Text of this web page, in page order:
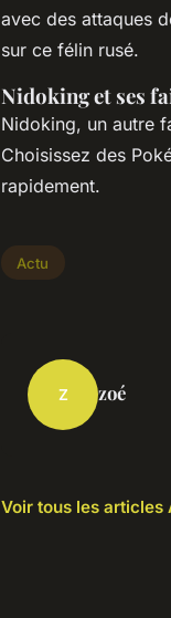
avec des attaques
sur ce félin rusé.
Nidoking et ses
Nidoking, un autre
Choisissez des
rapidement.
Actu
Z zoé
Voir tous les articles